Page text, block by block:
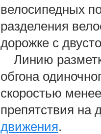
велосипедных
разделения
дорожке с
Линию
обгона
скоростью
препятствия на
движения.